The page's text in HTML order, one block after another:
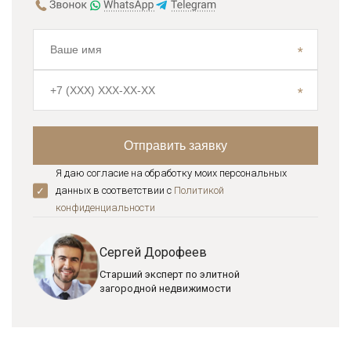
Я даю согласие на обработку моих персональных
данных в соответствии с Политикой
конфиденциальноcти
Сергей Дорофеев
Старший эксперт по элитной
загородной недвижимости